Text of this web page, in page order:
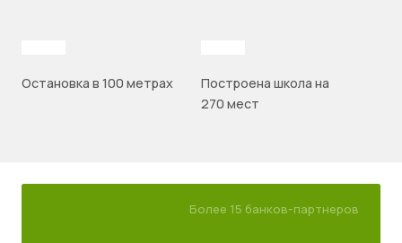
Остановка в 100 метрах
Построена школа на
270 мест
Более 15 банков-партнеров